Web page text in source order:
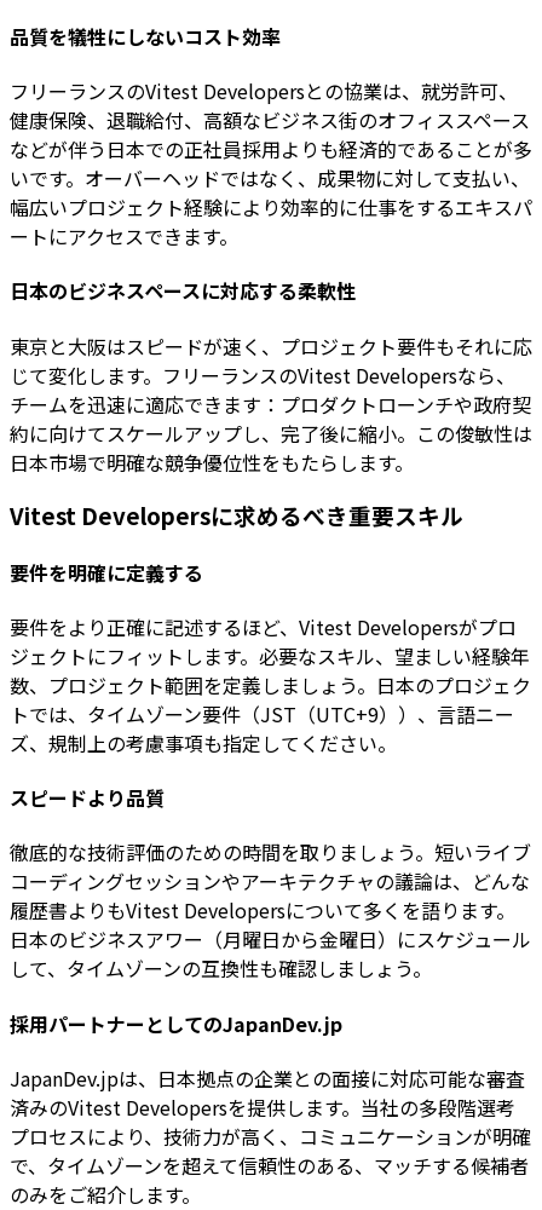
品質を犠牲にしないコスト効率
フリーランスのVitest Developersとの協業は、就労許可、
健康保険、退職給付、高額なビジネス街のオフィススペース
などが伴う日本での正社員採用よりも経済的であることが多
いです。オーバーヘッドではなく、成果物に対して支払い、
幅広いプロジェクト経験により効率的に仕事をするエキスパ
ートにアクセスできます。
日本のビジネスペースに対応する柔軟性
東京と大阪はスピードが速く、プロジェクト要件もそれに応
じて変化します。フリーランスのVitest Developersなら、
チームを迅速に適応できます：プロダクトローンチや政府契
約に向けてスケールアップし、完了後に縮小。この俊敏性は
日本市場で明確な競争優位性をもたらします。
Vitest Developersに求めるべき重要スキル
要件を明確に定義する
要件をより正確に記述するほど、Vitest Developersがプロ
ジェクトにフィットします。必要なスキル、望ましい経験年
数、プロジェクト範囲を定義しましょう。日本のプロジェク
トでは、タイムゾーン要件（JST（UTC+9））、言語ニー
ズ、規制上の考慮事項も指定してください。
スピードより品質
徹底的な技術評価のための時間を取りましょう。短いライブ
コーディングセッションやアーキテクチャの議論は、どんな
履歴書よりもVitest Developersについて多くを語ります。
日本のビジネスアワー（月曜日から金曜日）にスケジュール
して、タイムゾーンの互換性も確認しましょう。
採用パートナーとしてのJapanDev.jp
JapanDev.jpは、日本拠点の企業との面接に対応可能な審査
済みのVitest Developersを提供します。当社の多段階選考
プロセスにより、技術力が高く、コミュニケーションが明確
で、タイムゾーンを超えて信頼性のある、マッチする候補者
のみをご紹介します。